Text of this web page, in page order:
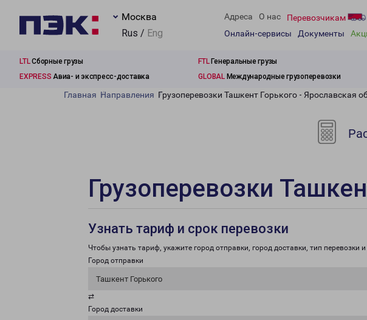
Москва
Rus / Eng
Адреса О нас Перевозчикам
Онлайн-сервисы
Документы
LTLСборные грузы FTLГенеральные грузы
EXPRESS Авиа- и экспресс-доставка GLOBALМеждународные грузоперевозки
Главная Направления Грузоперевозки Ташкент Горького - Ярославская
Грузоперевозки
Узнать тариф и срок перевозки
Чтобы узнать тариф, укажите город отправки, город доставки, тип перевозки и
Город отправки
Ташкент Горького
⇄
Город доставки